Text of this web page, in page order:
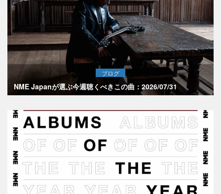
ブログ
NME Japanが選ぶ今週聴くべきこの曲：2026/07/31